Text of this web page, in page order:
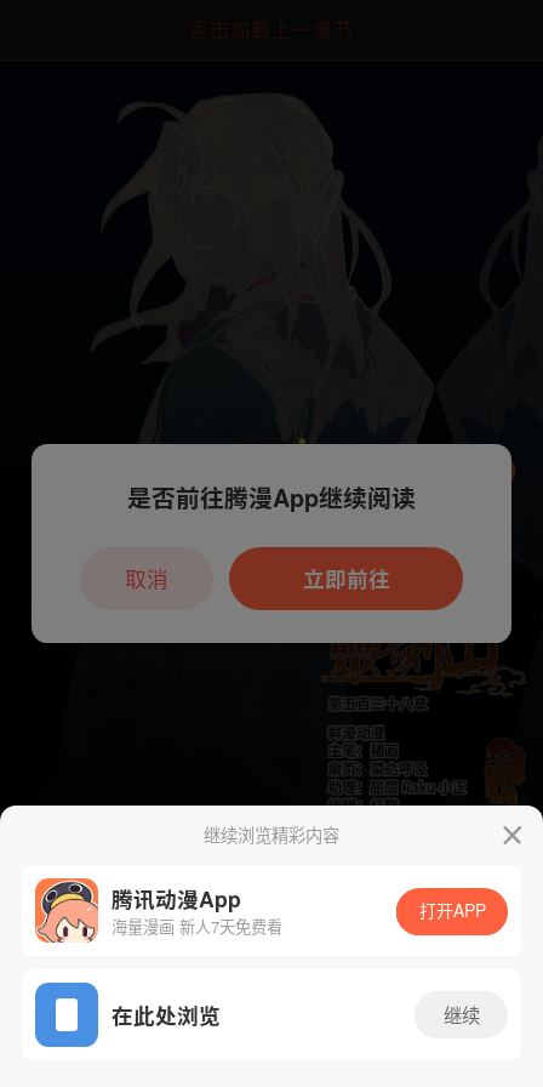
点击加载上一章节
App免费看
下一话 腾漫App免费看
继续浏览精彩内容
腾讯动漫App
海量漫画 新人7天免费看
打开APP
在此处浏览 继续
本章节仅支持App阅读，可打开App新用
户7天免费看
是否前往腾漫App继续阅读
立即前往
取消